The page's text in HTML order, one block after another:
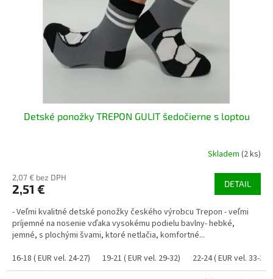
Detské ponožky TREPON GULIT šedočierne s loptou
Skladem (2 ks)
2,07 € bez DPH
2,51 € DETAIL
- Veľmi kvalitné detské ponožky českého výrobcu Trepon - veľmi
príjemné na nosenie vďaka vysokému podielu bavlny- hebké,
jemné, s plochými švami, ktoré netlačia, komfortné...
16-18 ( EUR vel. 24-27)
19-21 ( EUR vel. 29-32) 22-24 ( EUR vel. 33-37)